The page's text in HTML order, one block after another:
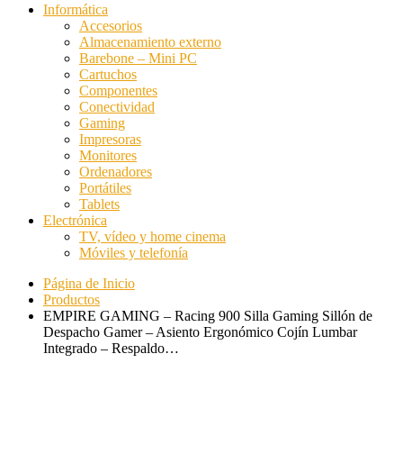
Informática
Accesorios
Almacenamiento externo
Barebone – Mini PC
Cartuchos
Componentes
Conectividad
Gaming
Impresoras
Monitores
Ordenadores
Portátiles
Tablets
Electrónica
TV, vídeo y home cinema
Móviles y telefonía
Página de Inicio
Productos
EMPIRE GAMING – Racing 900 Silla Gaming Sillón de
Despacho Gamer – Asiento Ergonómico Cojín Lumbar
Integrado – Respaldo…